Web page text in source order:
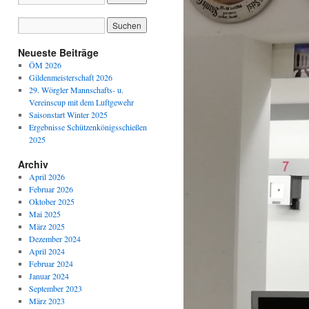
Neueste Beiträge
ÖM 2026
Gildenmeisterschaft 2026
29. Wörgler Mannschafts- u.
Vereinscup mit dem Luftgewehr
Saisonstart Winter 2025
Ergebnisse Schützenkönigsschießen
2025
Archiv
April 2026
Februar 2026
Oktober 2025
Mai 2025
März 2025
Dezember 2024
April 2024
Februar 2024
Januar 2024
September 2023
März 2023